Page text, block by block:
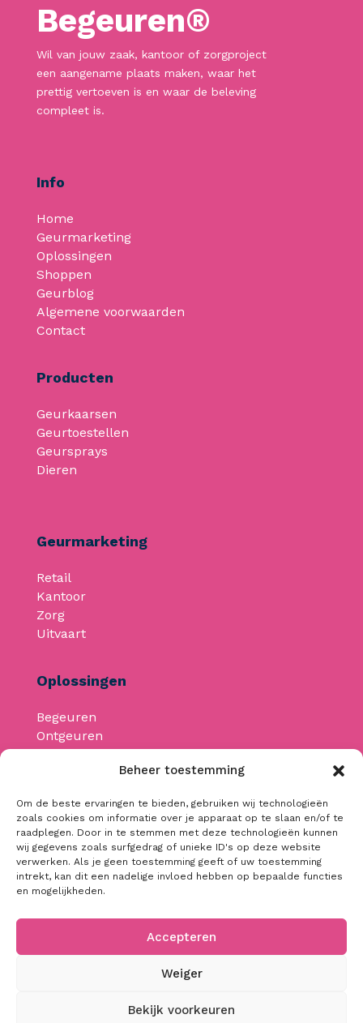
Beheer toestemming
Om de beste ervaringen te bieden, gebruiken wij technologieën
zoals cookies om informatie over je apparaat op te slaan en/of te
raadplegen. Door in te stemmen met deze technologieën kunnen
wij gegevens zoals surfgedrag of unieke ID's op deze website
verwerken. Als je geen toestemming geeft of uw toestemming
intrekt, kan dit een nadelige invloed hebben op bepaalde functies
en mogelijkheden.
Accepteren
Weiger
Bekijk voorkeuren
Begeuren®
Wil van jouw zaak, kantoor of zorgproject
een aangename plaats maken, waar het
prettig vertoeven is en waar de beleving
compleet is.
Info
Home
Geurmarketing
Oplossingen
Shoppen
Geurblog
Algemene voorwaarden
Contact
Producten
Geurkaarsen
Geurtoestellen
Geursprays
Dieren
Geurmarketing
Retail
Kantoor
Zorg
Uitvaart
Oplossingen
Begeuren
Ontgeuren
Geurmachines
Neem contact op
info@begeuren.be
+32 476 32 53 44
BTW: BE0668.368.701
Alle prijzen in de webshop zijn exclusief btw.